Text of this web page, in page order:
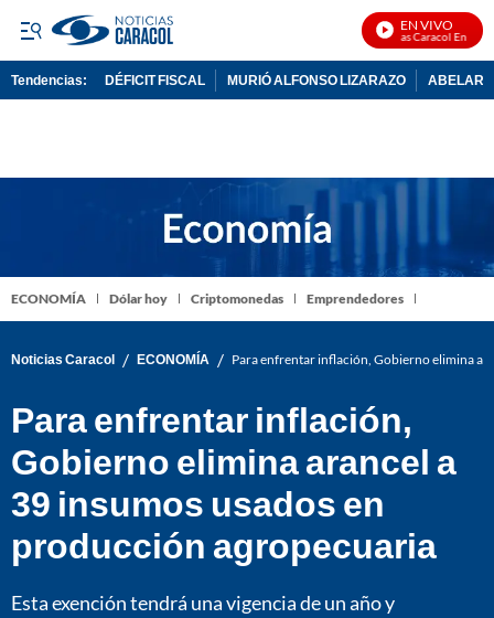
EN VIVO
Noticias Caracol En Vivo
Tendencias: DÉFICIT FISCAL MURIÓ ALFONSO LIZARAZO
ECONOMÍA Dólar hoy Criptomonedas Emprendedores
Noticias Caracol / ECONOMÍA / Para enfrentar inflación, Gobierno elimina
Para enfrentar inflación,
Gobierno elimina arancel a
39 insumos usados en
producción agropecuaria
Esta exención tendrá una vigencia de un año y